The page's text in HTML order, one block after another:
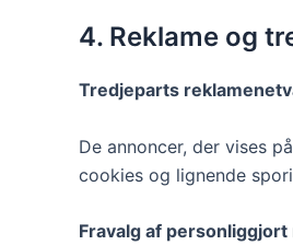
4. Reklame og
Tredjeparts
De annoncer, der vises
cookies og lignende
Fravalg af personliggjort